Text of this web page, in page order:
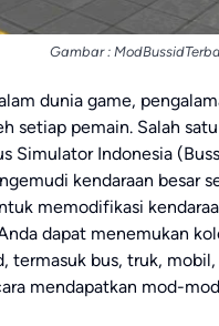
Gambar :
dunia game,
setiap pemain. Salah
Simulator Indonesia
kendaraan besar
memodifikasi
dapat menemukan
termasuk bus, truk,
mendapatkan mod-